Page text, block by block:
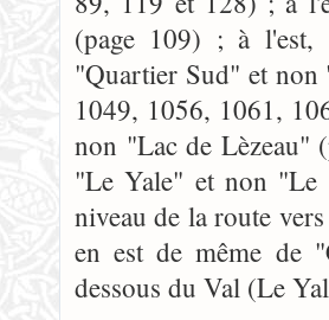
(page 109) ; à l'est,
"Quartier Sud" et
1049, 1056, 1061,
non "Lac de Lèzeau"
"Le Yale" et non "Le
niveau de la route
en est de même de
dessous du Val (Le